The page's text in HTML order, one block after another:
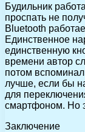
Будильник
проспать не
Bluetooth
Единственное
единственную
времени автор
потом
лучше, если бы
для
смартфоном. Но
Заключение